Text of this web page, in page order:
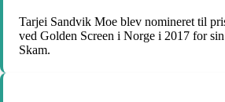
Tarjei Sandvik Moe blev nomineret til
ved Golden Screen i Norge i 2017 for
Skam.